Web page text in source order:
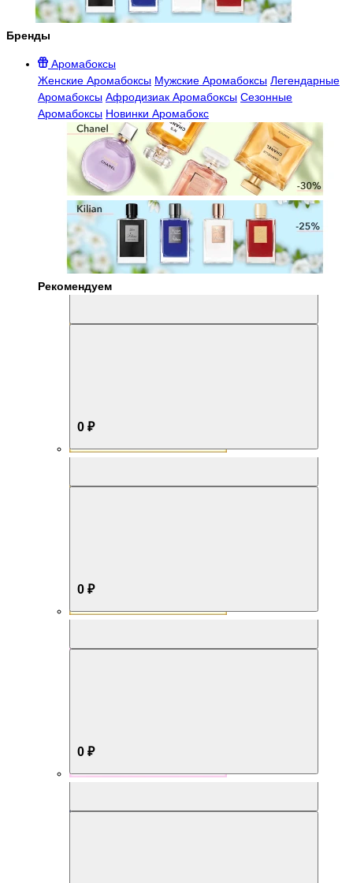
Бренды
Аромабоксы
Женские Аромабоксы Мужские Аромабоксы Легендарные
Аромабоксы Афродизиак Аромабоксы Сезонные
Аромабоксы Новинки Аромабокс
Рекомендуем
0 ₽
0 ₽
0 ₽